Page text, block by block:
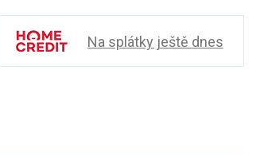
Na splátky ještě dnes